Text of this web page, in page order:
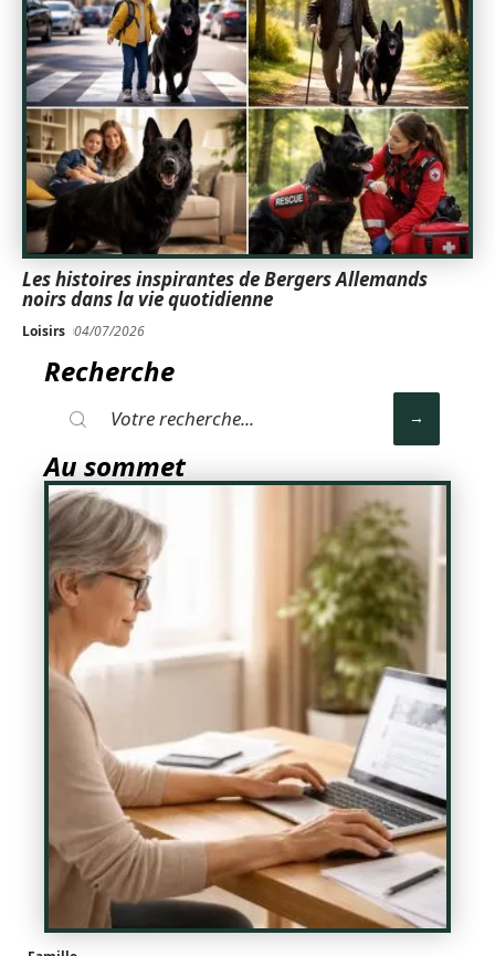
Les histoires inspirantes de Bergers Allemands
noirs dans la vie quotidienne
Loisirs 04/07/2026
Recherche
Au sommet